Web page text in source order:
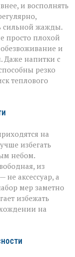
и восполнять
сильной жажды.
просто плохой
и
Даже напитки с
резко
теплового
на
избегать
небом.
из
не аксессуар, а
мер заметно
избежать
на